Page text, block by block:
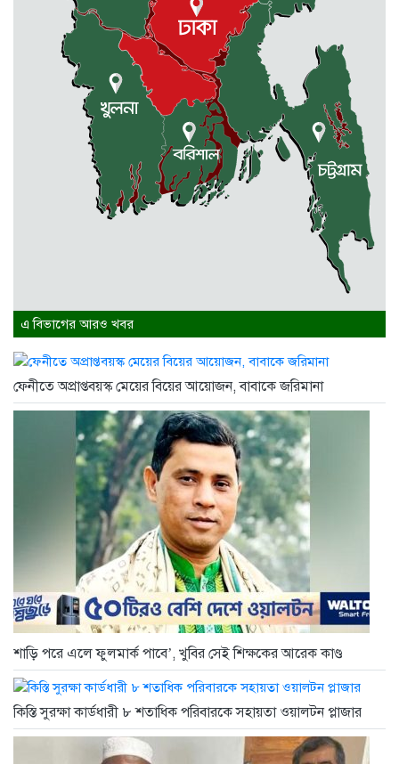
এ বিভাগের আরও খবর
ফেনীতে অপ্রাপ্তবয়স্ক মেয়ের বিয়ের আয়োজন, বাবাকে জরিমানা
শাড়ি পরে এলে ফুলমার্ক পাবে’, খুবির সেই শিক্ষকের আরেক কাণ্ড
কিস্তি সুরক্ষা কার্ডধারী ৮ শতাধিক পরিবারকে সহায়তা ওয়ালটন প্লাজার